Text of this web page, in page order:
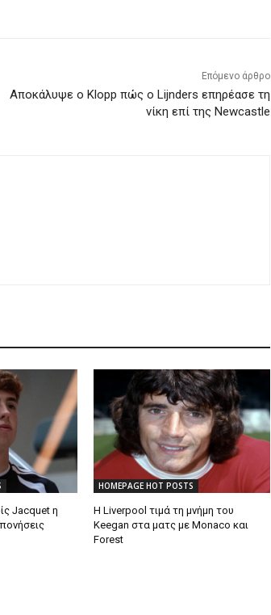
Επόμενο άρθρο
Αποκάλυψε ο Klopp πώς ο Lijnders επηρέασε τη
νίκη επί της Newcastle
Jacquet η
HOMEPAGE HOT POSTS
Η Liverpool τιμά τη μνήμη του
Keegan στα ματς με Monaco και
Forest